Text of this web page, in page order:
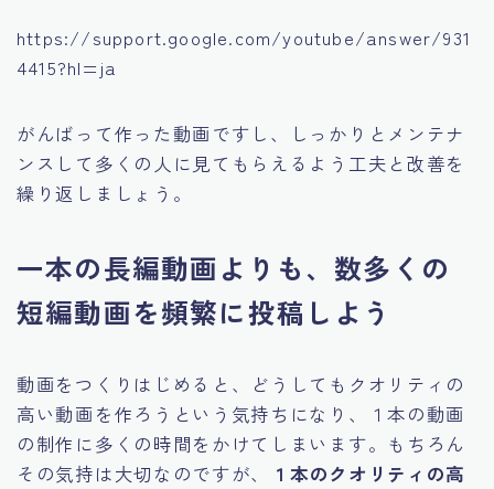
https://support.google.com/youtube/answer/931
4415?hl=ja
がんばって作った動画ですし、しっかりとメンテナ
ンスして多くの人に見てもらえるよう工夫と改善を
繰り返しましょう。
一本の長編動画よりも、数多くの
短編動画を頻繁に投稿しよう
動画をつくりはじめると、どうしてもクオリティの
高い動画を作ろうという気持ちになり、１本の動画
の制作に多くの時間をかけてしまいます。もちろん
その気持は大切なのですが、
１本のクオリティの高